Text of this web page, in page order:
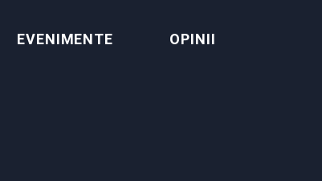
EVENIMENTE OPINII